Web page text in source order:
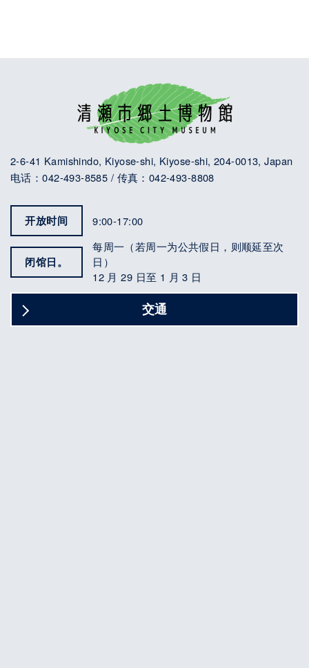
2-6-41 Kamishindo, Kiyose-shi, Kiyose-shi, 204-0013, Japan
电话：042-493-8585 / 传真：042-493-8808
开放时间 9:00-17:00
闭馆日。
每周一（若周一为公共假日，则顺延至次
日）
12 月 29 日至 1 月 3 日
交通